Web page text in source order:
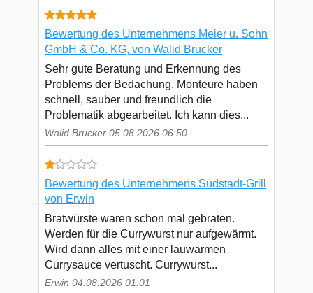
Bewertung des Unternehmens Meier u. Sohn
GmbH & Co. KG, von Walid Brucker
Sehr gute Beratung und Erkennung des
Problems der Bedachung. Monteure haben
schnell, sauber und freundlich die
Problematik abgearbeitet. Ich kann dies...
Walid Brucker 05.08.2026 06:50
Bewertung des Unternehmens Südstadt-Grill
von Erwin
Bratwürste waren schon mal gebraten.
Werden für die Currywurst nur aufgewärmt.
Wird dann alles mit einer lauwarmen
Currysauce vertuscht. Currywurst...
Erwin 04.08.2026 01:01